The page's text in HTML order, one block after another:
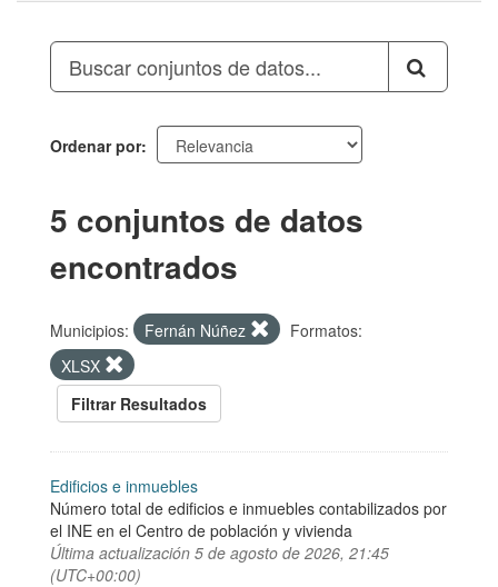
Ordenar por
5 conjuntos de datos
encontrados
Municipios: Fernán Núñez
Formatos:
XLSX
Filtrar Resultados
Edificios e inmuebles
Número total de edificios e inmuebles contabilizados por
el INE en el Centro de población y vivienda
Última actualización 5 de agosto de 2026, 21:45
(UTC+00:00)